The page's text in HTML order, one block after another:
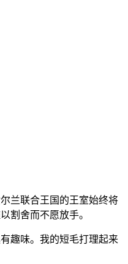
兰联合王国的王室始终将
割舍而不愿放手。
趣味。我的短毛打理起来